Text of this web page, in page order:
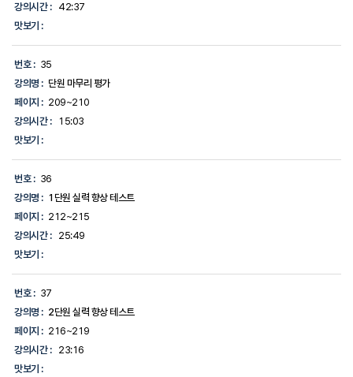
강의시간 :
42:37
맛보기 :
번호 : 35
강의명 : 단원 마무리 평가
페이지 : 209~210
강의시간 :
15:03
맛보기 :
번호 : 36
강의명 : 1단원 실력 향상 테스트
페이지 : 212~215
강의시간 :
25:49
맛보기 :
번호 : 37
강의명 : 2단원 실력 향상 테스트
페이지 : 216~219
강의시간 :
23:16
맛보기 :